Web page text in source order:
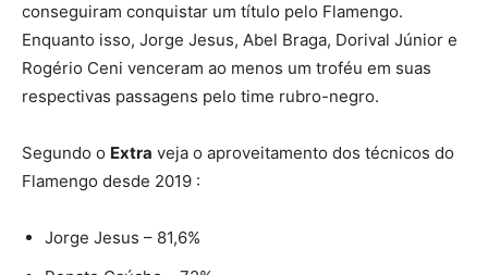
conseguiram conquistar um título pelo Flamengo.
Enquanto isso, Jorge Jesus, Abel Braga, Dorival Júnior e
Rogério Ceni venceram ao menos um troféu em suas
respectivas passagens pelo time rubro-negro.
Segundo o Extra veja o aproveitamento dos técnicos do
Flamengo desde 2019 :
Jorge Jesus – 81,6%